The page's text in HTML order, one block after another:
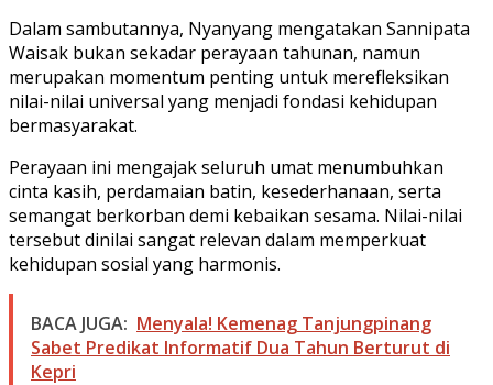
Dalam sambutannya, Nyanyang mengatakan Sannipata
Waisak bukan sekadar perayaan tahunan, namun
merupakan momentum penting untuk merefleksikan
nilai-nilai universal yang menjadi fondasi kehidupan
bermasyarakat.
Perayaan ini mengajak seluruh umat menumbuhkan
cinta kasih, perdamaian batin, kesederhanaan, serta
semangat berkorban demi kebaikan sesama. Nilai-nilai
tersebut dinilai sangat relevan dalam memperkuat
kehidupan sosial yang harmonis.
BACA JUGA: Menyala! Kemenag Tanjungpinang
Sabet Predikat Informatif Dua Tahun Berturut di
Kepri